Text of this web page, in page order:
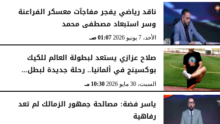
ناقد رياضي يفجر مفاجآت معسكر الفراعنة
وسر استبعاد مصطفى محمد
الأحد، 7 يونيو 2026 01:07 صـ
صلاح عزازي يستعد لبطولة العالم للكيك
بوكسينج في ألمانيا.. رحلة جديدة لبطل...
السبت، 30 مايو 2026 10:30 مـ
ياسر فضة: مصالحة جمهور الزمالك لم تعد
رفاهية